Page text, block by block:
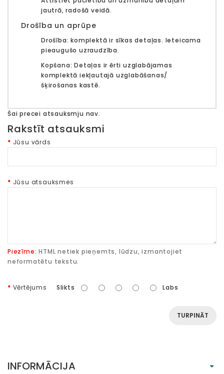
jautrā, radošā veidā.
Drošība un aprūpe
Drošība: komplektā ir sīkas detaļas. Ieteicama
pieaugušo uzraudzība.
Kopšana: Detaļas ir ērti uzglabājamas
komplektā iekļautajā uzglabāšanas/
šķirošanas kastē.
Šai precei atsauksmju nav.
Rakstīt atsauksmi
Jūsu vārds
Jūsu atsauksmes
Piezīme: HTML netiek pieņemts, lūdzu, izmantojiet
neformatētu tekstu.
Vērtējums Slikts Labs
TURPINĀT
INFORMĀCIJA